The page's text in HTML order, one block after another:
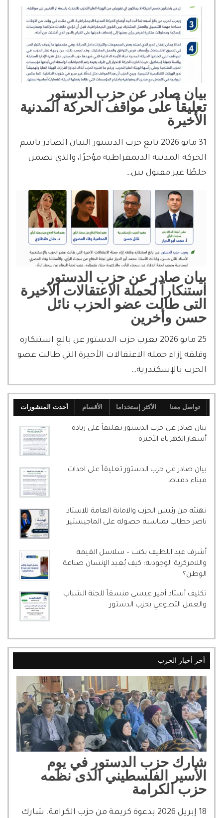
بيان صادر عن حزب الدستور
تعليقاً على مواقف الحركة المدنية
الأخيرة
31 مايو 2026 تابع حزب الدستور البيان الصادر باسم
الحركة المدنية الديمقراطية مؤخرًا، والذي تضمن
خلطًا غير مقبول بين…
بيان صادر عن حزب الدستور
استنكاراً لحملة الاعتقالات الأخيرة
التى طالت عضو الحزب نائل
حسن وأخرين
25 مايو 2026 يعرب حزب الدستور عن بالغ استنكاره
وقلقه إزاء حملة الاعتقالات الأخيرة التي طالت عضو
الحزب بالإسكندرية…
أحدث المنشورات الأقسام الأكثر إستخداما تواصل معنا
بيان صادر عن حزب الدستور تعليقاً على زيادة
أسعار الكهرباء الأخيرة
بيان صادر عن حزب الدستور تعليقاً على احداث
ميناء دمياط
تهنئة من رئيس الحزب والامانة العامة للاستاذ
ناصر خطاب بمناسبة حصوله على الماجيستير
أشرف عبد اللطيف يكتب – سلاسل القيمة
واللامركزية الوجودية: كيف يُعيد الإنسان صناعة
الوطن؟
تكليف أستاذ أمير عيسي منسقاً للجنة الشباب
والعمل التطوعي بحزب الدستور
أخر أخبار الحزب
شارك حزب الدستور في يوم
الأسير الفلسطيني الذى نظمه
حزب الكرامة
18 إبريل 2026 بدعوة كريمة من حزب الكرامة. شارك